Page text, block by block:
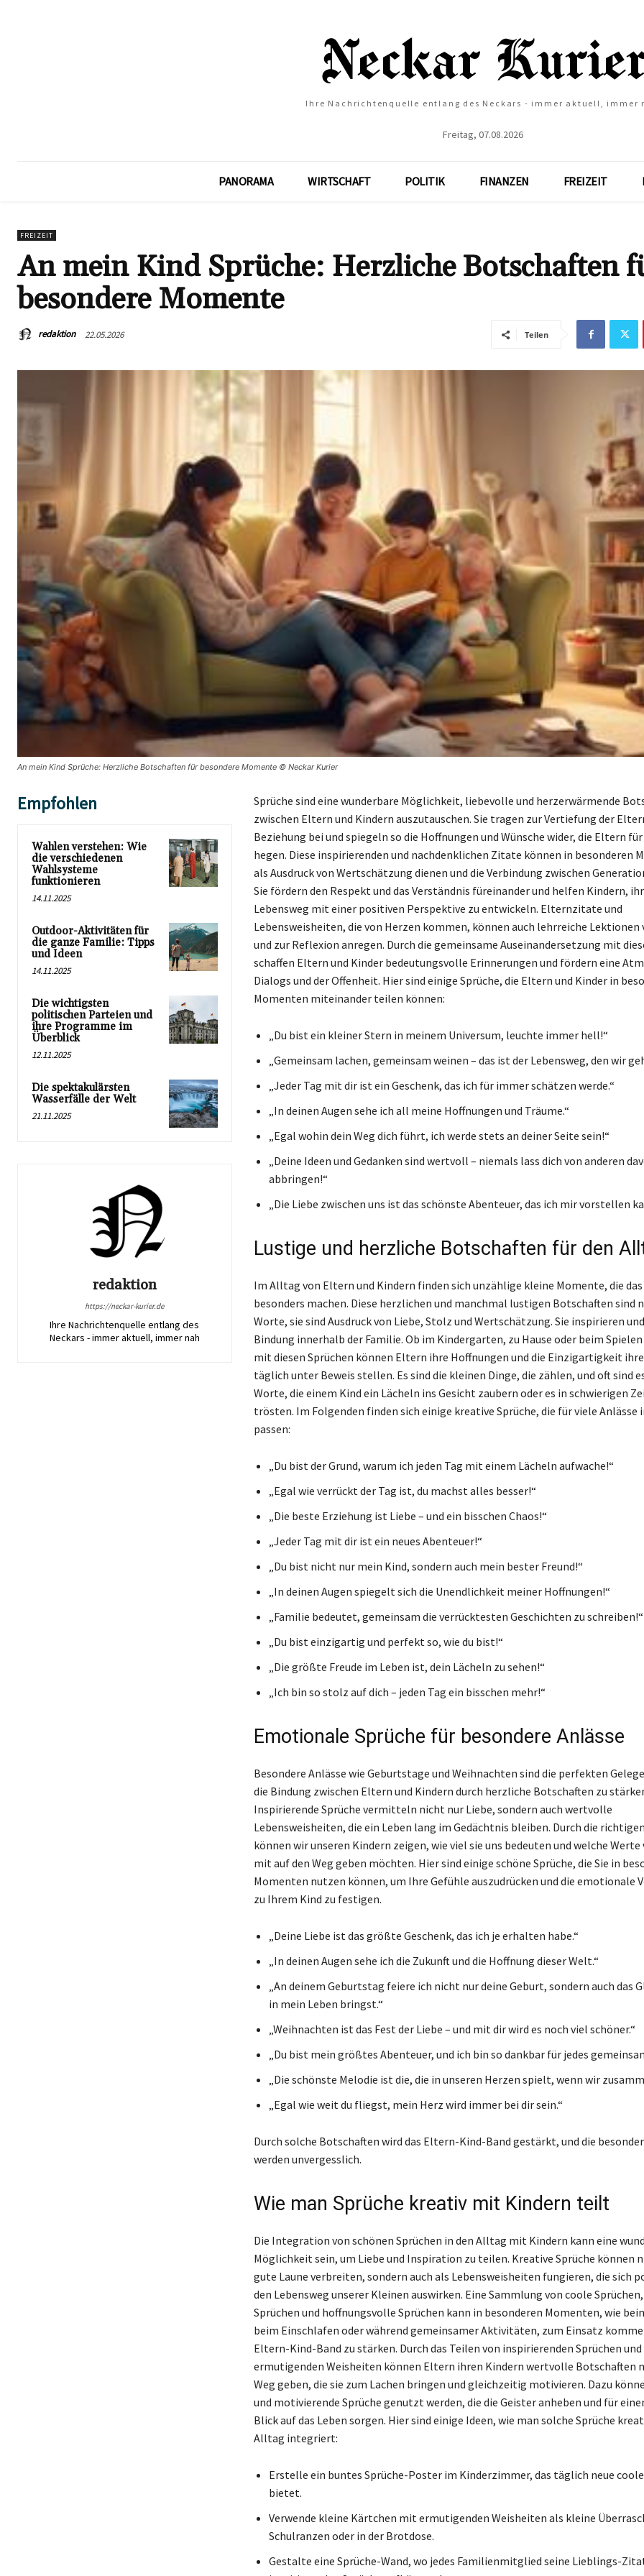
Ihre Nachrichtenquelle entlang des Neckars - immer aktuell, immer
Freitag, 07.08.2026
PANORAMA WIRTSCHAFT POLITIK FINANZEN FREIZEIT
FREIZEIT
An mein Kind Sprüche: Herzliche Botschaften
besondere Momente
redaktion 22.05.2026 Teilen
An mein Kind Sprüche: Herzliche Botschaften für besondere Momente © Neckar Kurier
Empfohlen
Wahlen verstehen: Wie
die verschiedenen
Wahlsysteme
funktionieren
14.11.2025
Outdoor-Aktivitäten für
die ganze Familie: Tipps
und Ideen
14.11.2025
Die wichtigsten
politischen Parteien und
ihre Programme im
Überblick
12.11.2025
Die spektakulärsten
Wasserfälle der Welt
21.11.2025
redaktion
https://neckar-kurier.de
Ihre Nachrichtenquelle entlang des
Neckars - immer aktuell, immer nah
Sprüche sind eine wunderbare Möglichkeit, liebevolle und herzerwärmende
zwischen Eltern und Kindern auszutauschen. Sie tragen zur Vertiefung der
Beziehung bei und spiegeln so die Hoffnungen und Wünsche wider, die Eltern
hegen. Diese inspirierenden und nachdenklichen Zitate können in besonderen
als Ausdruck von Wertschätzung dienen und die Verbindung zwischen
Sie fördern den Respekt und das Verständnis füreinander und helfen Kindern,
Lebensweg mit einer positiven Perspektive zu entwickeln. Elternzitate und
Lebensweisheiten, die von Herzen kommen, können auch lehrreiche
und zur Reflexion anregen. Durch die gemeinsame Auseinandersetzung mit
schaffen Eltern und Kinder bedeutungsvolle Erinnerungen und fördern eine
Dialogs und der Offenheit. Hier sind einige Sprüche, die Eltern und Kinder in
Momenten miteinander teilen können:
„Du bist ein kleiner Stern in meinem Universum, leuchte immer hell!“
„Gemeinsam lachen, gemeinsam weinen – das ist der Lebensweg, den wir
„Jeder Tag mit dir ist ein Geschenk, das ich für immer schätzen werde.“
„In deinen Augen sehe ich all meine Hoffnungen und Träume.“
„Egal wohin dein Weg dich führt, ich werde stets an deiner Seite sein!“
„Deine Ideen und Gedanken sind wertvoll – niemals lass dich von anderen
abbringen!“
„Die Liebe zwischen uns ist das schönste Abenteuer, das ich mir vorstellen
Lustige und herzliche Botschaften für den
Im Alltag von Eltern und Kindern finden sich unzählige kleine Momente, die das
besonders machen. Diese herzlichen und manchmal lustigen Botschaften sind
Worte, sie sind Ausdruck von Liebe, Stolz und Wertschätzung. Sie inspirieren
Bindung innerhalb der Familie. Ob im Kindergarten, zu Hause oder beim
mit diesen Sprüchen können Eltern ihre Hoffnungen und die Einzigartigkeit
täglich unter Beweis stellen. Es sind die kleinen Dinge, die zählen, und oft sind
Worte, die einem Kind ein Lächeln ins Gesicht zaubern oder es in schwierigen
trösten. Im Folgenden finden sich einige kreative Sprüche, die für viele Anlässe
passen:
„Du bist der Grund, warum ich jeden Tag mit einem Lächeln aufwache!“
„Egal wie verrückt der Tag ist, du machst alles besser!“
„Die beste Erziehung ist Liebe – und ein bisschen Chaos!“
„Jeder Tag mit dir ist ein neues Abenteuer!“
„Du bist nicht nur mein Kind, sondern auch mein bester Freund!“
„In deinen Augen spiegelt sich die Unendlichkeit meiner Hoffnungen!“
„Familie bedeutet, gemeinsam die verrücktesten Geschichten zu schreiben!“
„Du bist einzigartig und perfekt so, wie du bist!“
„Die größte Freude im Leben ist, dein Lächeln zu sehen!“
„Ich bin so stolz auf dich – jeden Tag ein bisschen mehr!“
Emotionale Sprüche für besondere Anlässe
Besondere Anlässe wie Geburtstage und Weihnachten sind die perfekten
die Bindung zwischen Eltern und Kindern durch herzliche Botschaften zu
Inspirierende Sprüche vermitteln nicht nur Liebe, sondern auch wertvolle
Lebensweisheiten, die ein Leben lang im Gedächtnis bleiben. Durch die
können wir unseren Kindern zeigen, wie viel sie uns bedeuten und welche
mit auf den Weg geben möchten. Hier sind einige schöne Sprüche, die Sie in
Momenten nutzen können, um Ihre Gefühle auszudrücken und die emotionale
zu Ihrem Kind zu festigen.
„Deine Liebe ist das größte Geschenk, das ich je erhalten habe.“
„In deinen Augen sehe ich die Zukunft und die Hoffnung dieser Welt.“
„An deinem Geburtstag feiere ich nicht nur deine Geburt, sondern auch das
in mein Leben bringst.“
„Weihnachten ist das Fest der Liebe – und mit dir wird es noch viel schöner.“
„Du bist mein größtes Abenteuer, und ich bin so dankbar für jedes
„Die schönste Melodie ist die, die in unseren Herzen spielt, wenn wir
„Egal wie weit du fliegst, mein Herz wird immer bei dir sein.“
Durch solche Botschaften wird das Eltern-Kind-Band gestärkt, und die
werden unvergesslich.
Wie man Sprüche kreativ mit Kindern teilt
Die Integration von schönen Sprüchen in den Alltag mit Kindern kann eine
Möglichkeit sein, um Liebe und Inspiration zu teilen. Kreative Sprüche können
gute Laune verbreiten, sondern auch als Lebensweisheiten fungieren, die sich
den Lebensweg unserer Kleinen auswirken. Eine Sammlung von coole
Sprüchen und hoffnungsvolle Sprüchen kann in besonderen Momenten, wie
beim Einschlafen oder während gemeinsamer Aktivitäten, zum Einsatz
Eltern-Kind-Band zu stärken. Durch das Teilen von inspirierenden Sprüchen und
ermutigenden Weisheiten können Eltern ihren Kindern wertvolle Botschaften
Weg geben, die sie zum Lachen bringen und gleichzeitig motivieren. Dazu
und motivierende Sprüche genutzt werden, die die Geister anheben und für
Blick auf das Leben sorgen. Hier sind einige Ideen, wie man solche Sprüche
Alltag integriert:
Erstelle ein buntes Sprüche-Poster im Kinderzimmer, das täglich neue
bietet.
Verwende kleine Kärtchen mit ermutigenden Weisheiten als kleine
Schulranzen oder in der Brotdose.
Gestalte eine Sprüche-Wand, wo jedes Familienmitglied seine Lieblings-